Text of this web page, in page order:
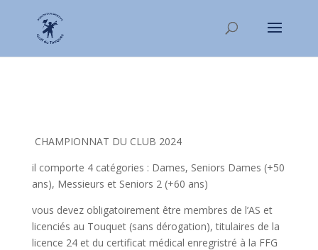
CHAMPIONNAT DU CLUB 2024
il comporte 4 catégories : Dames, Seniors Dames (+50
ans), Messieurs et Seniors 2 (+60 ans)
vous devez obligatoirement être membres de l’AS et
licenciés au Touquet (sans dérogation), titulaires de la
licence 24 et du certificat médical enregristré à la FFG